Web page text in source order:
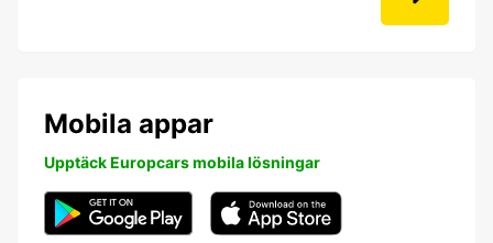
Mobila appar
Upptäck Europcars mobila lösningar